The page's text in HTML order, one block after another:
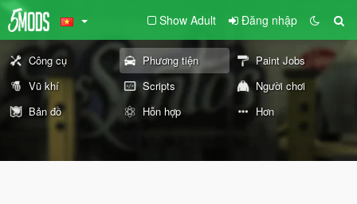
Show Adult Đăng nhập
Công cụ Phương tiện
Paint Jobs
Vũ khí
Scripts
Người chơi
Bản đồ
Hỗn hợp Hơn